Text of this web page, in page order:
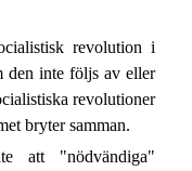
revolution i
den inte följs av eller
revolutioner
bryter samman.
att "nödvändiga"